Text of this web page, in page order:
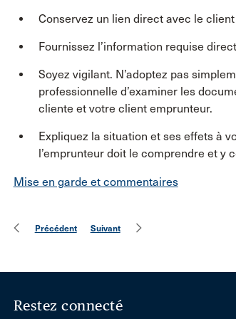
Conservez un lien direct avec le
Fournissez l’information requise
Soyez vigilant. N’adoptez pas
professionnelle d’examiner les
cliente et votre client emprunteur.
Expliquez la situation et ses effets à
l’emprunteur doit le comprendre et y
Mise en garde et commentaires
Précédent Suivant
Restez connecté